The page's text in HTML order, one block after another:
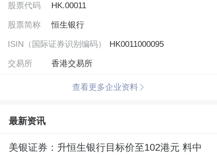
供一系列人民币服务。本行业务部门包括
零售银行和财富管理（RBWM），商业银
行（CMB），全球银行和市场及其他。零
售银行和财富管理部门提供一系列产品和
服务，以满足个人客户的个人银行，消费
套产品和服务，包括企业贷款，贸易和应
股票代码 HK.00011
股票简称 恒生银行
ISIN（国际证券识别编码） HK0011000095
交易所 香港交易所
查看更多企业资料
最新资讯
美银证券：升恒生银行目标价至102港元 料中